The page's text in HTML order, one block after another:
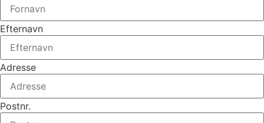
Efternavn
Adresse
Postnr.